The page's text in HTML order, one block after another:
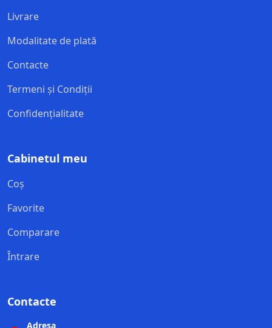
Livrare
Modalitate de plată
Contacte
Termeni și Condiții
Confidențialitate
Cabinetul meu
Coș
Favorite
Comparare
Întrare
Contacte
Adresa